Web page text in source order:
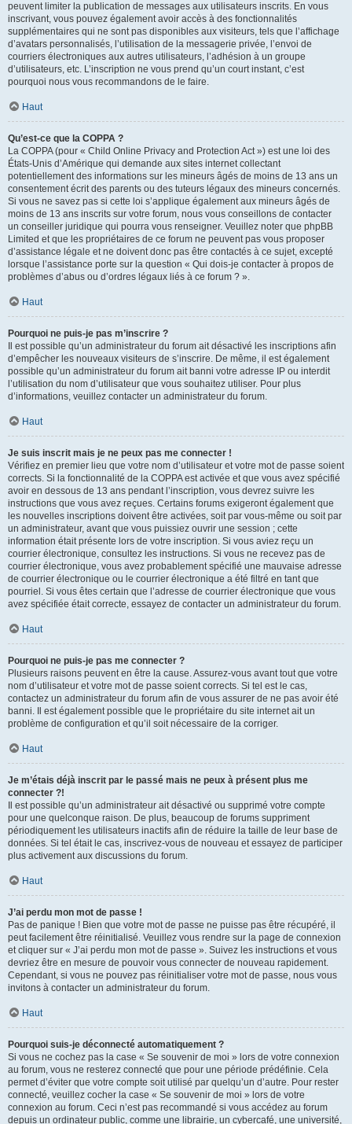
peuvent limiter la publication de messages aux utilisateurs inscrits. En vous
inscrivant, vous pouvez également avoir accès à des fonctionnalités
supplémentaires qui ne sont pas disponibles aux visiteurs, tels que l’affichage
d’avatars personnalisés, l’utilisation de la messagerie privée, l’envoi de
courriers électroniques aux autres utilisateurs, l’adhésion à un groupe
d’utilisateurs, etc. L’inscription ne vous prend qu’un court instant, c’est
pourquoi nous vous recommandons de le faire.
Haut
Qu’est-ce que la COPPA ?
La COPPA (pour « Child Online Privacy and Protection Act ») est une loi des
États-Unis d’Amérique qui demande aux sites internet collectant
potentiellement des informations sur les mineurs âgés de moins de 13 ans un
consentement écrit des parents ou des tuteurs légaux des mineurs concernés.
Si vous ne savez pas si cette loi s’applique également aux mineurs âgés de
moins de 13 ans inscrits sur votre forum, nous vous conseillons de contacter
un conseiller juridique qui pourra vous renseigner. Veuillez noter que phpBB
Limited et que les propriétaires de ce forum ne peuvent pas vous proposer
d’assistance légale et ne doivent donc pas être contactés à ce sujet, excepté
lorsque l’assistance porte sur la question « Qui dois-je contacter à propos de
problèmes d’abus ou d’ordres légaux liés à ce forum ? ».
Haut
Pourquoi ne puis-je pas m’inscrire ?
Il est possible qu’un administrateur du forum ait désactivé les inscriptions afin
d’empêcher les nouveaux visiteurs de s’inscrire. De même, il est également
possible qu’un administrateur du forum ait banni votre adresse IP ou interdit
l’utilisation du nom d’utilisateur que vous souhaitez utiliser. Pour plus
d’informations, veuillez contacter un administrateur du forum.
Haut
Je suis inscrit mais je ne peux pas me connecter !
Vérifiez en premier lieu que votre nom d’utilisateur et votre mot de passe soient
corrects. Si la fonctionnalité de la COPPA est activée et que vous avez spécifié
avoir en dessous de 13 ans pendant l’inscription, vous devrez suivre les
instructions que vous avez reçues. Certains forums exigeront également que
les nouvelles inscriptions doivent être activées, soit par vous-même ou soit par
un administrateur, avant que vous puissiez ouvrir une session ; cette
information était présente lors de votre inscription. Si vous aviez reçu un
courrier électronique, consultez les instructions. Si vous ne recevez pas de
courrier électronique, vous avez probablement spécifié une mauvaise adresse
de courrier électronique ou le courrier électronique a été filtré en tant que
pourriel. Si vous êtes certain que l’adresse de courrier électronique que vous
avez spécifiée était correcte, essayez de contacter un administrateur du forum.
Haut
Pourquoi ne puis-je pas me connecter ?
Plusieurs raisons peuvent en être la cause. Assurez-vous avant tout que votre
nom d’utilisateur et votre mot de passe soient corrects. Si tel est le cas,
contactez un administrateur du forum afin de vous assurer de ne pas avoir été
banni. Il est également possible que le propriétaire du site internet ait un
problème de configuration et qu’il soit nécessaire de la corriger.
Haut
Je m’étais déjà inscrit par le passé mais ne peux à présent plus me
connecter ?!
Il est possible qu’un administrateur ait désactivé ou supprimé votre compte
pour une quelconque raison. De plus, beaucoup de forums suppriment
périodiquement les utilisateurs inactifs afin de réduire la taille de leur base de
données. Si tel était le cas, inscrivez-vous de nouveau et essayez de participer
plus activement aux discussions du forum.
Haut
J’ai perdu mon mot de passe !
Pas de panique ! Bien que votre mot de passe ne puisse pas être récupéré, il
peut facilement être réinitialisé. Veuillez vous rendre sur la page de connexion
et cliquer sur « J’ai perdu mon mot de passe ». Suivez les instructions et vous
devriez être en mesure de pouvoir vous connecter de nouveau rapidement.
Cependant, si vous ne pouvez pas réinitialiser votre mot de passe, nous vous
invitons à contacter un administrateur du forum.
Haut
Pourquoi suis-je déconnecté automatiquement ?
Si vous ne cochez pas la case « Se souvenir de moi » lors de votre connexion
au forum, vous ne resterez connecté que pour une période prédéfinie. Cela
permet d’éviter que votre compte soit utilisé par quelqu’un d’autre. Pour rester
connecté, veuillez cocher la case « Se souvenir de moi » lors de votre
connexion au forum. Ceci n’est pas recommandé si vous accédez au forum
depuis un ordinateur public, comme une librairie, un cybercafé, une université,